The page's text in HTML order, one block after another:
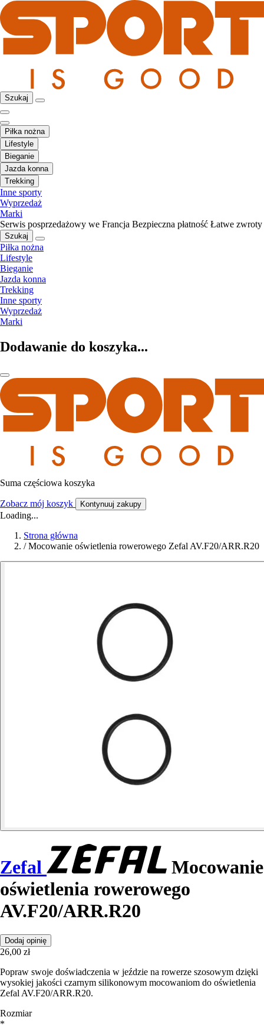
Szukaj
Piłka nożna
Lifestyle
Bieganie
Jazda konna
Trekking
Inne sporty
Wyprzedaż
Marki
Serwis posprzedażowy we Francja Bezpieczna płatność Łatwe zwroty
Szukaj
Piłka nożna
Lifestyle
Bieganie
Jazda konna
Trekking
Inne sporty
Wyprzedaż
Marki
Dodawanie do koszyka...
Suma częściowa koszyka
Zobacz mój koszyk Kontynuuj zakupy
Loading...
Strona główna
/ Mocowanie oświetlenia rowerowego Zefal AV.F20/ARR.R20
Zefal
Mocowanie
oświetlenia rowerowego
AV.F20/ARR.R20
Dodaj opinię
26,00 zł
Popraw swoje doświadczenia w jeździe na rowerze szosowym dzięki
wysokiej jakości czarnym silikonowym mocowaniom do oświetlenia
Zefal AV.F20/ARR.R20.
Rozmiar
*